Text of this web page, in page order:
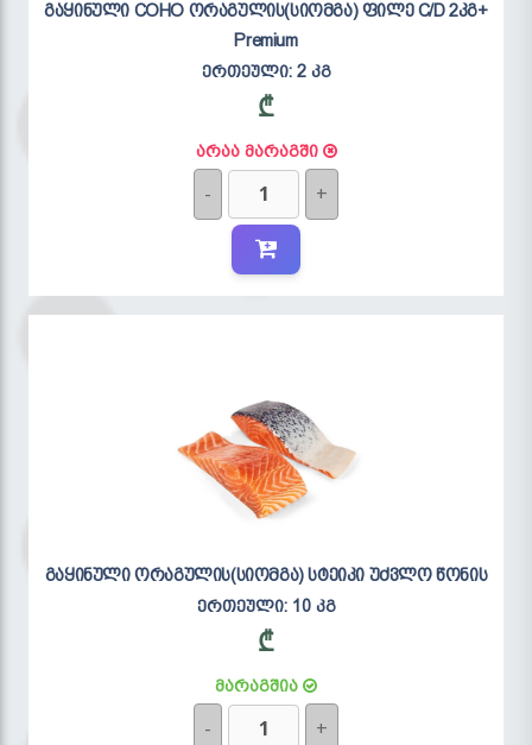
გაყინული COHO ორაგულის(სიომგა) ფილე C/D 2კგ+
Premium
ერთეული:2 კგ
₾
არაა მარაგში
- +
გაყინული ორაგულის(სიომგა) სტეიკი უძვლო წონის
ერთეული:10 კგ
₾
მარაგშია
- +